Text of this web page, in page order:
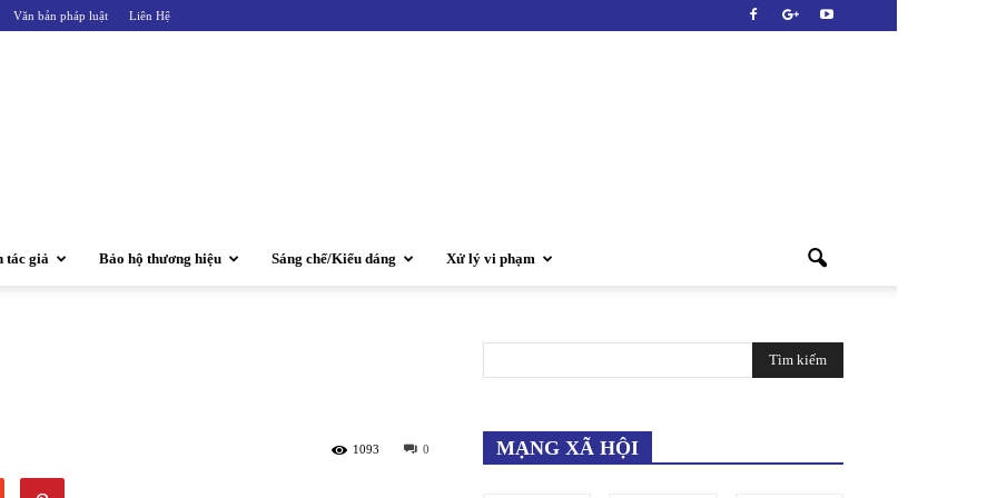
Văn bản pháp luật Liên Hệ
tác giả Bảo hộ thương hiệu Sáng chế/Kiểu dáng Xử lý vi phạm
0
1093 MẠNG XÃ HỘI